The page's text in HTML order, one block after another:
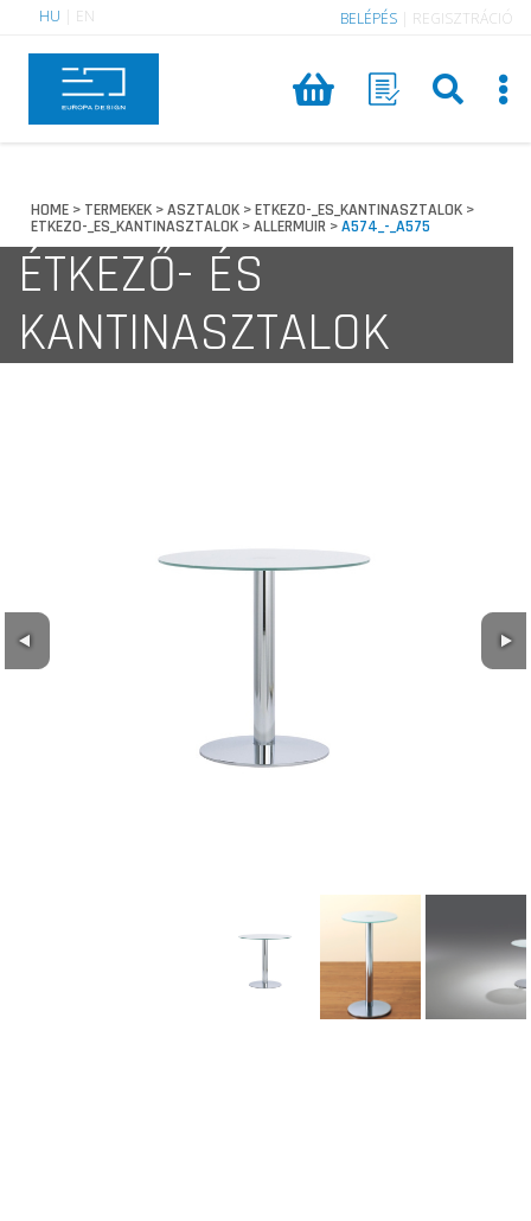
HU EN BELÉPÉS REGISZTRÁCIÓ
HOME > TERMEKEK >ASZTALOK >ETKEZO-_ES_KANTINASZTALOK >
ETKEZO-_ES_KANTINASZTALOK >ALLERMUIR >A574_-_A575
ÉTKEZŐ- ÉS
KANTINASZTALOK